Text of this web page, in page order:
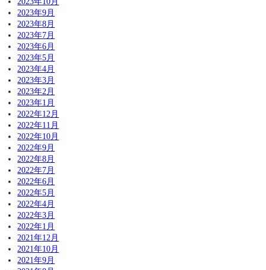
2023年9月
2023年8月
2023年7月
2023年6月
2023年5月
2023年4月
2023年3月
2023年2月
2023年1月
2022年12月
2022年11月
2022年10月
2022年9月
2022年8月
2022年7月
2022年6月
2022年5月
2022年4月
2022年3月
2022年1月
2021年12月
2021年10月
2021年9月